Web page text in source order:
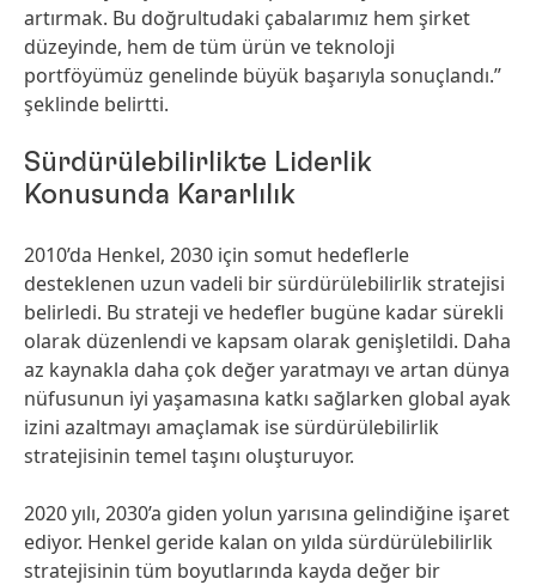
artırmak. Bu doğrultudaki çabalarımız hem şirket
düzeyinde, hem de tüm ürün ve teknoloji
portföyümüz genelinde büyük başarıyla sonuçlandı.”
şeklinde belirtti.
Sürdürülebilirlikte Liderlik
Konusunda Kararlılık
2010’da Henkel, 2030 için somut hedeflerle
desteklenen uzun vadeli bir sürdürülebilirlik stratejisi
belirledi. Bu strateji ve hedefler bugüne kadar sürekli
olarak düzenlendi ve kapsam olarak genişletildi. Daha
az kaynakla daha çok değer yaratmayı ve artan dünya
nüfusunun iyi yaşamasına katkı sağlarken global ayak
izini azaltmayı amaçlamak ise sürdürülebilirlik
stratejisinin temel taşını oluşturuyor.
2020 yılı, 2030’a giden yolun yarısına gelindiğine işaret
ediyor. Henkel geride kalan on yılda sürdürülebilirlik
stratejisinin tüm boyutlarında kayda değer bir